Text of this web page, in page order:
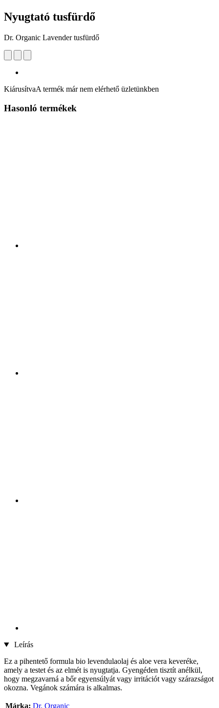
Nyugtató tusfürdő
Dr. Organic Lavender tusfürdő
KiárusítvaA termék már nem elérhető üzletünkben
Hasonló termékek
Leírás
Ez a pihentető formula bio levendulaolaj és aloe vera keveréke,
amely a testet és az elmét is nyugtatja. Gyengéden tisztít anélkül,
hogy megzavarná a bőr egyensúlyát vagy irritációt vagy szárazságot
okozna. Vegánok számára is alkalmas.
Márka: Dr. Organic